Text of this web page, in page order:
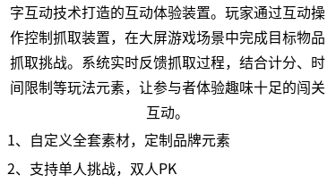
字互动技术打造的互动体验装置。玩家通过互动操
作控制抓取装置，在大屏游戏场景中完成目标物品
抓取挑战。系统实时反馈抓取过程，结合计分、时
间限制等玩法元素，让参与者体验趣味十足的闯关
互动。
1、自定义全套素材，定制品牌元素
2、支持单人挑战，双人PK